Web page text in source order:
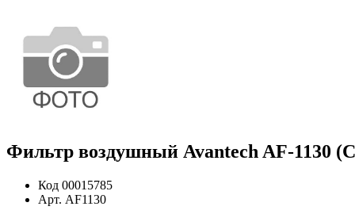
Фильтр воздушный Avantech AF-1130
Код 00015785
Арт. AF1130